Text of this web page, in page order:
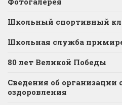
Школьный спортивный
Школьная служба
80 лет Великой Победы
Сведения об
оздоровления